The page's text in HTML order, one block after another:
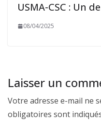
USMA-CSC : Un
08/04/2025
Laisser un
Votre adresse e-mail ne
obligatoires sont